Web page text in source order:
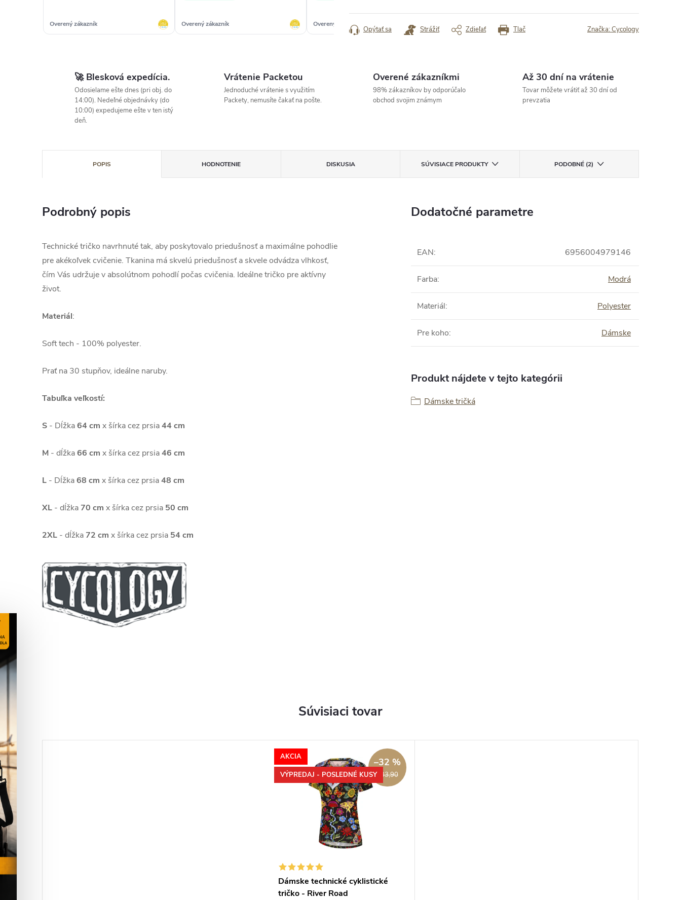
Overený zákazník Overený zákazník Overený zákazník Overený zákazník
cena:
Tlač
Opýtať sa Strážiť Zdieľať Značka:Cycology
🚀 Blesková expedícia.
Odosielame ešte dnes (pri obj. do
14:00). Nedeľné objednávky (do
10:00) expedujeme ešte v ten istý
deň.
Vrátenie Packetou
Jednoduché vrátenie s využitím
Packety, nemusíte čakať na pošte.
Overené zákazníkmi
98% zákazníkov by odporúčalo
obchod svojim známym
Až 30 dní na vrátenie
Tovar môžete vrátiť až 30 dní od
prevzatia
POPIS HODNOTENIE DISKUSIA SÚVISIACE PRODUKTY PODOBNÉ (2)
Podrobný popis
Technické tričko navrhnuté tak, aby poskytovalo priedušnosť a maximálne pohodlie
pre akékoľvek cvičenie. Tkanina má skvelú priedušnosť a skvele odvádza vlhkosť,
čím Vás udržuje v absolútnom pohodlí počas cvičenia. Ideálne tričko pre aktívny
život.
Materiál:
Soft tech - 100% polyester.
Prať na 30 stupňov, ideálne naruby.
Tabuľka veľkostí:
S - Dĺžka64 cm x šírka cez prsia44 cm
M - dĺžka66 cm x šírka cez prsia46 cm
L - Dĺžka68 cm x šírka cez prsia48 cm
XL - dĺžka 70 cm x šírka cez prsia 50 cm
2XL - dĺžka 72 cm x šírka cez prsia 54 cm
Dodatočné parametre
EAN: 6956004979146
Farba: Modrá
Materiál: Polyester
Pre koho: Dámske
Produkt nájdete v tejto kategórii
Dámske tričká
Súvisiaci tovar
AKCIA
VÝPREDAJ - POSLEDNÉ KUSY€33,90
–32 %
Dámske technické cyklistické
tričko - River Road